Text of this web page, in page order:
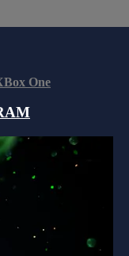
One